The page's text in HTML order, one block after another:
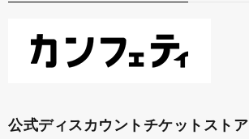
公式ディスカウントチケットストア